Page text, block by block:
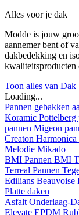
Alles voor je dak
Modde is jouw
aannemer bent of
dakbedekking en
kwaliteitsproducten
Toon alles van Dak
Loading...
Pannen gebakken
Koramic Pottelberg
pannen Migeon
Creaton Harmonica
Melodie Mikado
BMI Pannen BMI
Terreal Pannen
Edilians Beauvoise
Platte daken
Asfalt Onderlaag-
Elevate EPDM